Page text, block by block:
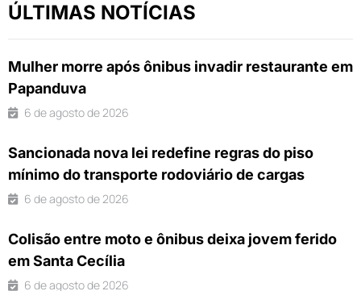
ÚLTIMAS NOTÍCIAS
Mulher morre após ônibus invadir restaurante em
Papanduva
6 de agosto de 2026
Sancionada nova lei redefine regras do piso
mínimo do transporte rodoviário de cargas
6 de agosto de 2026
Colisão entre moto e ônibus deixa jovem ferido
em Santa Cecília
6 de agosto de 2026